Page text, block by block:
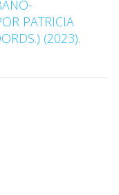
PATRICIA
(2023).